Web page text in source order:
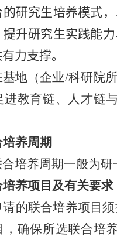
研究生培养模式
提升研究生实践能
力支撑。
地（企业/科研院
进教育链、人才链
养周期
培养周期一般为
养项目及有关要求
的联合培养项目
，确保所选联合培